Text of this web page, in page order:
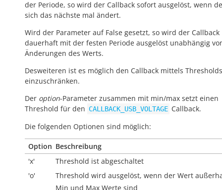
der Periode, so wird der Callback sofort ausgelöst, wenn
sich das nächste mal ändert.
Wird der Parameter auf False gesetzt, so wird der Callback
dauerhaft mit der festen Periode ausgelöst unabhängig
Änderungen des Werts.
Desweiteren ist es möglich den Callback mittels Thresholds
einzuschränken.
Der option-Parameter zusammen mit min/max setzt einen
Threshold für den CALLBACK_USB_VOLTAGE Callback.
Die folgenden Optionen sind möglich:
Option Beschreibung
'x'
Threshold ist abgeschaltet
'o'
Threshold wird ausgelöst, wenn der Wert
Min und Max Werte sind